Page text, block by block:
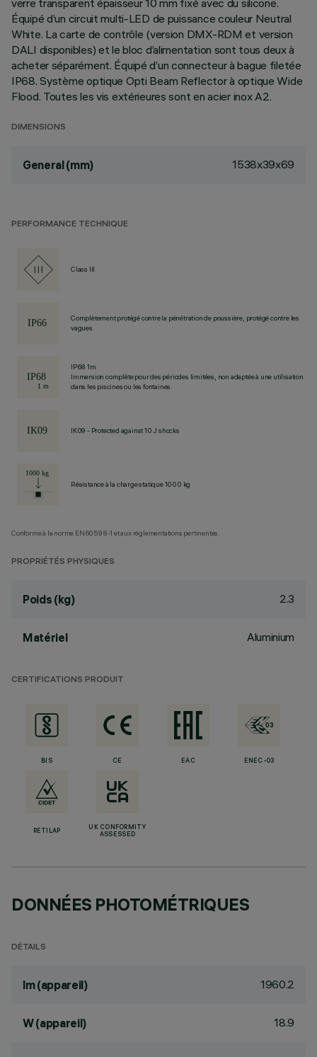
verre transparent épaisseur 10 mm fixé avec du silicone.
Équipé d’un circuit multi-LED de puissance couleur Neutral
White. La carte de contrôle (version DMX-RDM et version
DALI disponibles) et le bloc d’alimentation sont tous deux à
acheter séparément. Équipé d’un connecteur à bague filetée
IP68. Système optique Opti Beam Reflector à optique Wide
Flood. Toutes les vis extérieures sont en acier inox A2.
DIMENSIONS
General (mm) 1538x39x69
PERFORMANCE TECHNIQUE
Class III
Complètement protégé contre la pénétration de poussière, protégé contre les
vagues.
IP68 1m
Immersion complète pour des périodes limitées, non adaptée à une utilisation
dans les piscines ou les fontaines.
IK09 - Protected against 10 J shocks
Résistance à la charge statique 1000 kg
Conforme à la norme EN60598-1 et aux réglementations pertinentes.
PROPRIÉTÉS PHYSIQUES
Poids (kg) 2.3
Matériel Aluminium
CERTIFICATIONS PRODUIT
BIS CE EAC ENEC-03
RETILAP
UK CONFORMITY
ASSESSED
DONNÉES PHOTOMÉTRIQUES
DÉTAILS
lm (appareil) 1960.2
W (appareil) 18.9